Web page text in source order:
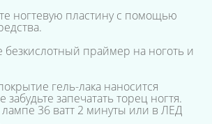
ногтевую пластину с помощью
безкислотный праймер на ноготь и
гель-лака наносится
запечатать торец ногтя.
36 ватт 2 минуты или в ЛЕД